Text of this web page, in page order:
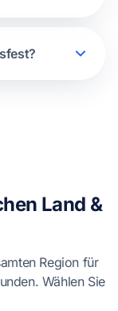
Land &
Region für
Wählen Sie